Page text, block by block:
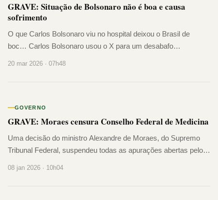
GRAVE: Situação de Bolsonaro não é boa e causa
sofrimento
O que Carlos Bolsonaro viu no hospital deixou o Brasil de
boc… Carlos Bolsonaro usou o X para um desabafo
20 mar 2026 · 07h48
GOVERNO
GRAVE: Moraes censura Conselho Federal de Medicina
Uma decisão do ministro Alexandre de Moraes, do Supremo
Tribunal Federal, suspendeu todas as apurações abertas pelo
08 jan 2026 · 10h04